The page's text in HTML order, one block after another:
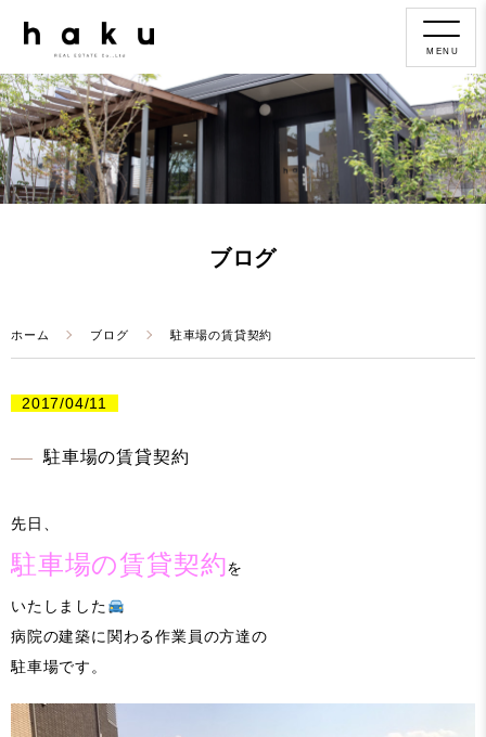
MENU
ブログ
ホーム ブログ 駐車場の賃貸契約
2017/04/11
駐車場の賃貸契約
先日、
駐車場の賃貸契約を
いたしました
病院の建築に関わる作業員の方達の
駐車場です。